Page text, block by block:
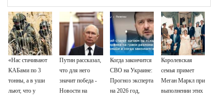
«Нас стачивают
КАБами по 3
тонны, а в уши
льют, что у
Путин рассказал,
что для него
значит победа -
Новости на
Когда закончится
СВО на Украине:
Прогноз эксперта
на 2026 год,
Королевская
семья примет
Меган Маркл при
выполнении этих